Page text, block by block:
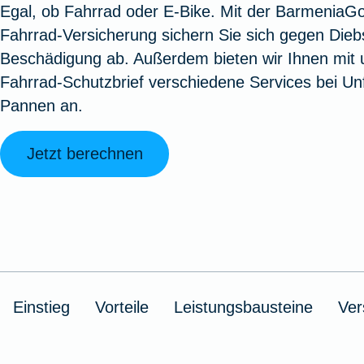
Oldtimerversicherung
Fahrradversicherung
Rundum-
Jagd-
Augenzusatzversicherung
Pflegemonatsgeld
Zur
Vermögensschadenversicherung
Zur Produktübersicht
Zur Serviceübersicht
Egal, ob Fahrrad oder E-Bike. Mit der
Fahrrad-Versicherung sichern Sie sich gegen
Beschädigung ab. Außerdem bieten wir Ihnen mit
Fahrrad-Schutzbrief verschiedene Services bei
Pannen an.
Jetzt berechnen
Einstieg Vorteile Leistungsbausteine